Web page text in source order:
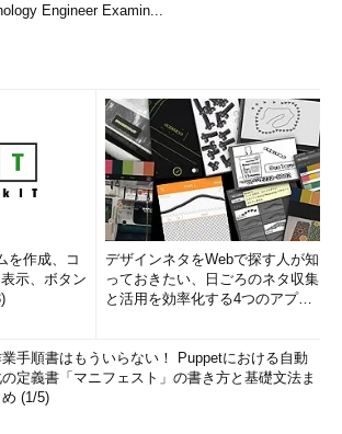
Engineer Examin...
を作成、コ
示、ボタン
デザインネタをWebで探す人が知
っておきたい、日ごろのネタ収集
と活用を効率化する4つのアプリ
手順書はもういらない！ Puppetにおける自動
定義書「マニフェスト」の書き方と基礎文法ま
め (1/5)